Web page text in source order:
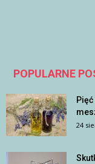
POPULARNE
24